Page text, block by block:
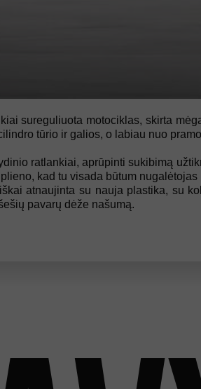
sureguliuota motociklas, skirta
tūrio ir galios, o labiau nuo
ratlankiai, aprūpinti sukibimą
kad tu visada būtum
atnaujinta su nauja plastika, su
pavarų dėže našumą.